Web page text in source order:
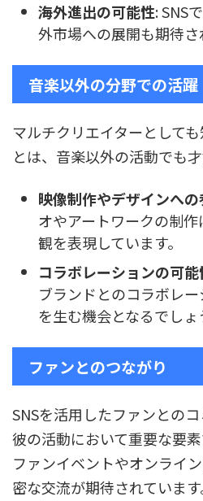
海外進出の可能性: SNS
外市場への展開も期待さ
音楽以外の分野での活躍
マルチクリエイターとして
とは、音楽以外の活動でも
映像制作やデザインへの
オやアートワークの制
観を表現しています。
コラボレーションの可能
ブランドとのコラボレ
を生む機会となるでしょ
ファンとのつながり
SNSを活用したファンとのコ
彼の活動において重要な要素
ファンイベントやオンライ
密な交流が期待されています